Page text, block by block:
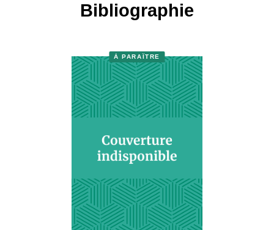
Bibliographie
À PARAÎTRE